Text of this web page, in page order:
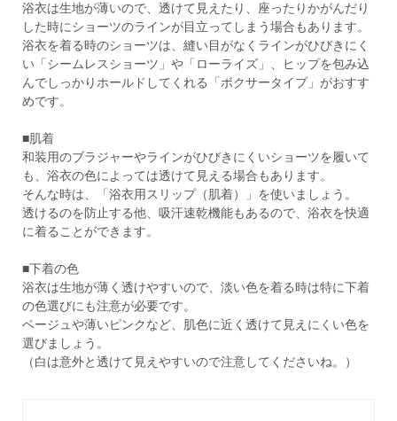
浴衣は生地が薄いので、透けて見えたり、座ったりかがんだり
した時にショーツのラインが目立ってしまう場合もあります。
浴衣を着る時のショーツは、縫い目がなくラインがひびきにく
い「シームレスショーツ」や「ローライズ」、ヒップを包み込
んでしっかりホールドしてくれる「ボクサータイプ」がおすす
めです。
■肌着
和装用のブラジャーやラインがひびきにくいショーツを履いて
も、浴衣の色によっては透けて見える場合もあります。
そんな時は、「浴衣用スリップ（肌着）」を使いましょう。
透けるのを防止する他、吸汗速乾機能もあるので、浴衣を快適
に着ることができます。
■下着の色
浴衣は生地が薄く透けやすいので、淡い色を着る時は特に下着
の色選びにも注意が必要です。
ベージュや薄いピンクなど、肌色に近く透けて見えにくい色を
選びましょう。
（白は意外と透けて見えやすいので注意してくださいね。）